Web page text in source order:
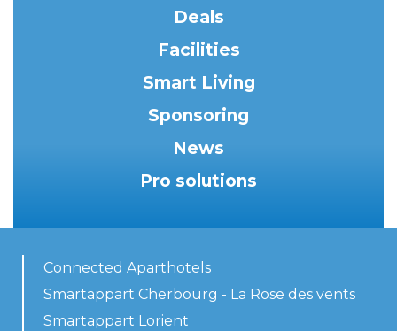
Deals
Facilities
Smart Living
Sponsoring
News
Pro solutions
Connected Aparthotels
Smartappart Cherbourg - La Rose des vents
Smartappart Lorient